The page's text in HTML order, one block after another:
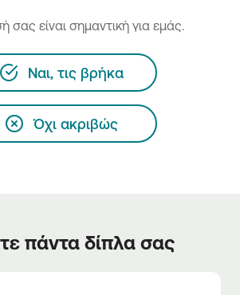
σας είναι σημαντική για εμάς.
Ναι, τις βρήκα
Όχι ακριβώς
πάντα δίπλα σας